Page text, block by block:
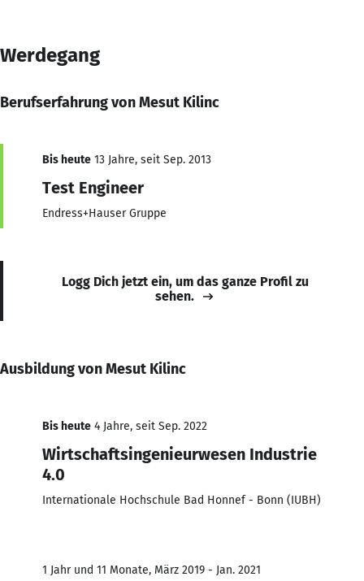
Werdegang
Berufserfahrung von Mesut Kilinc
Bis heute 13 Jahre, seit Sep. 2013
Test Engineer
Endress+Hauser Gruppe
Logg Dich jetzt ein, um das ganze Profil zu
sehen.
Ausbildung von Mesut Kilinc
Bis heute 4 Jahre, seit Sep. 2022
Wirtschaftsingenieurwesen Industrie
4.0
Internationale Hochschule Bad Honnef - Bonn (IUBH)
1 Jahr und 11 Monate, März 2019 - Jan. 2021